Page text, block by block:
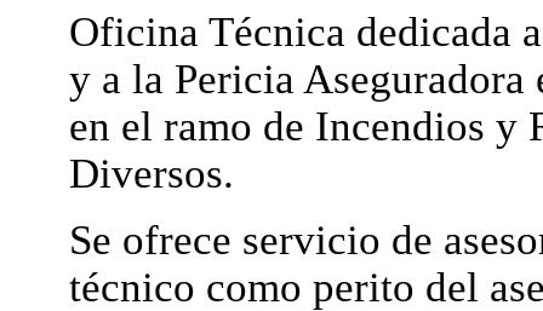
Oficina Técnica dedicada
y a la Pericia Aseguradora
en el ramo de Incendios y
Diversos.
Se ofrece servicio de
técnico como perito del